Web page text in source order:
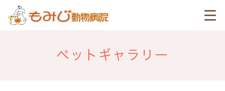
ペットギャラリー